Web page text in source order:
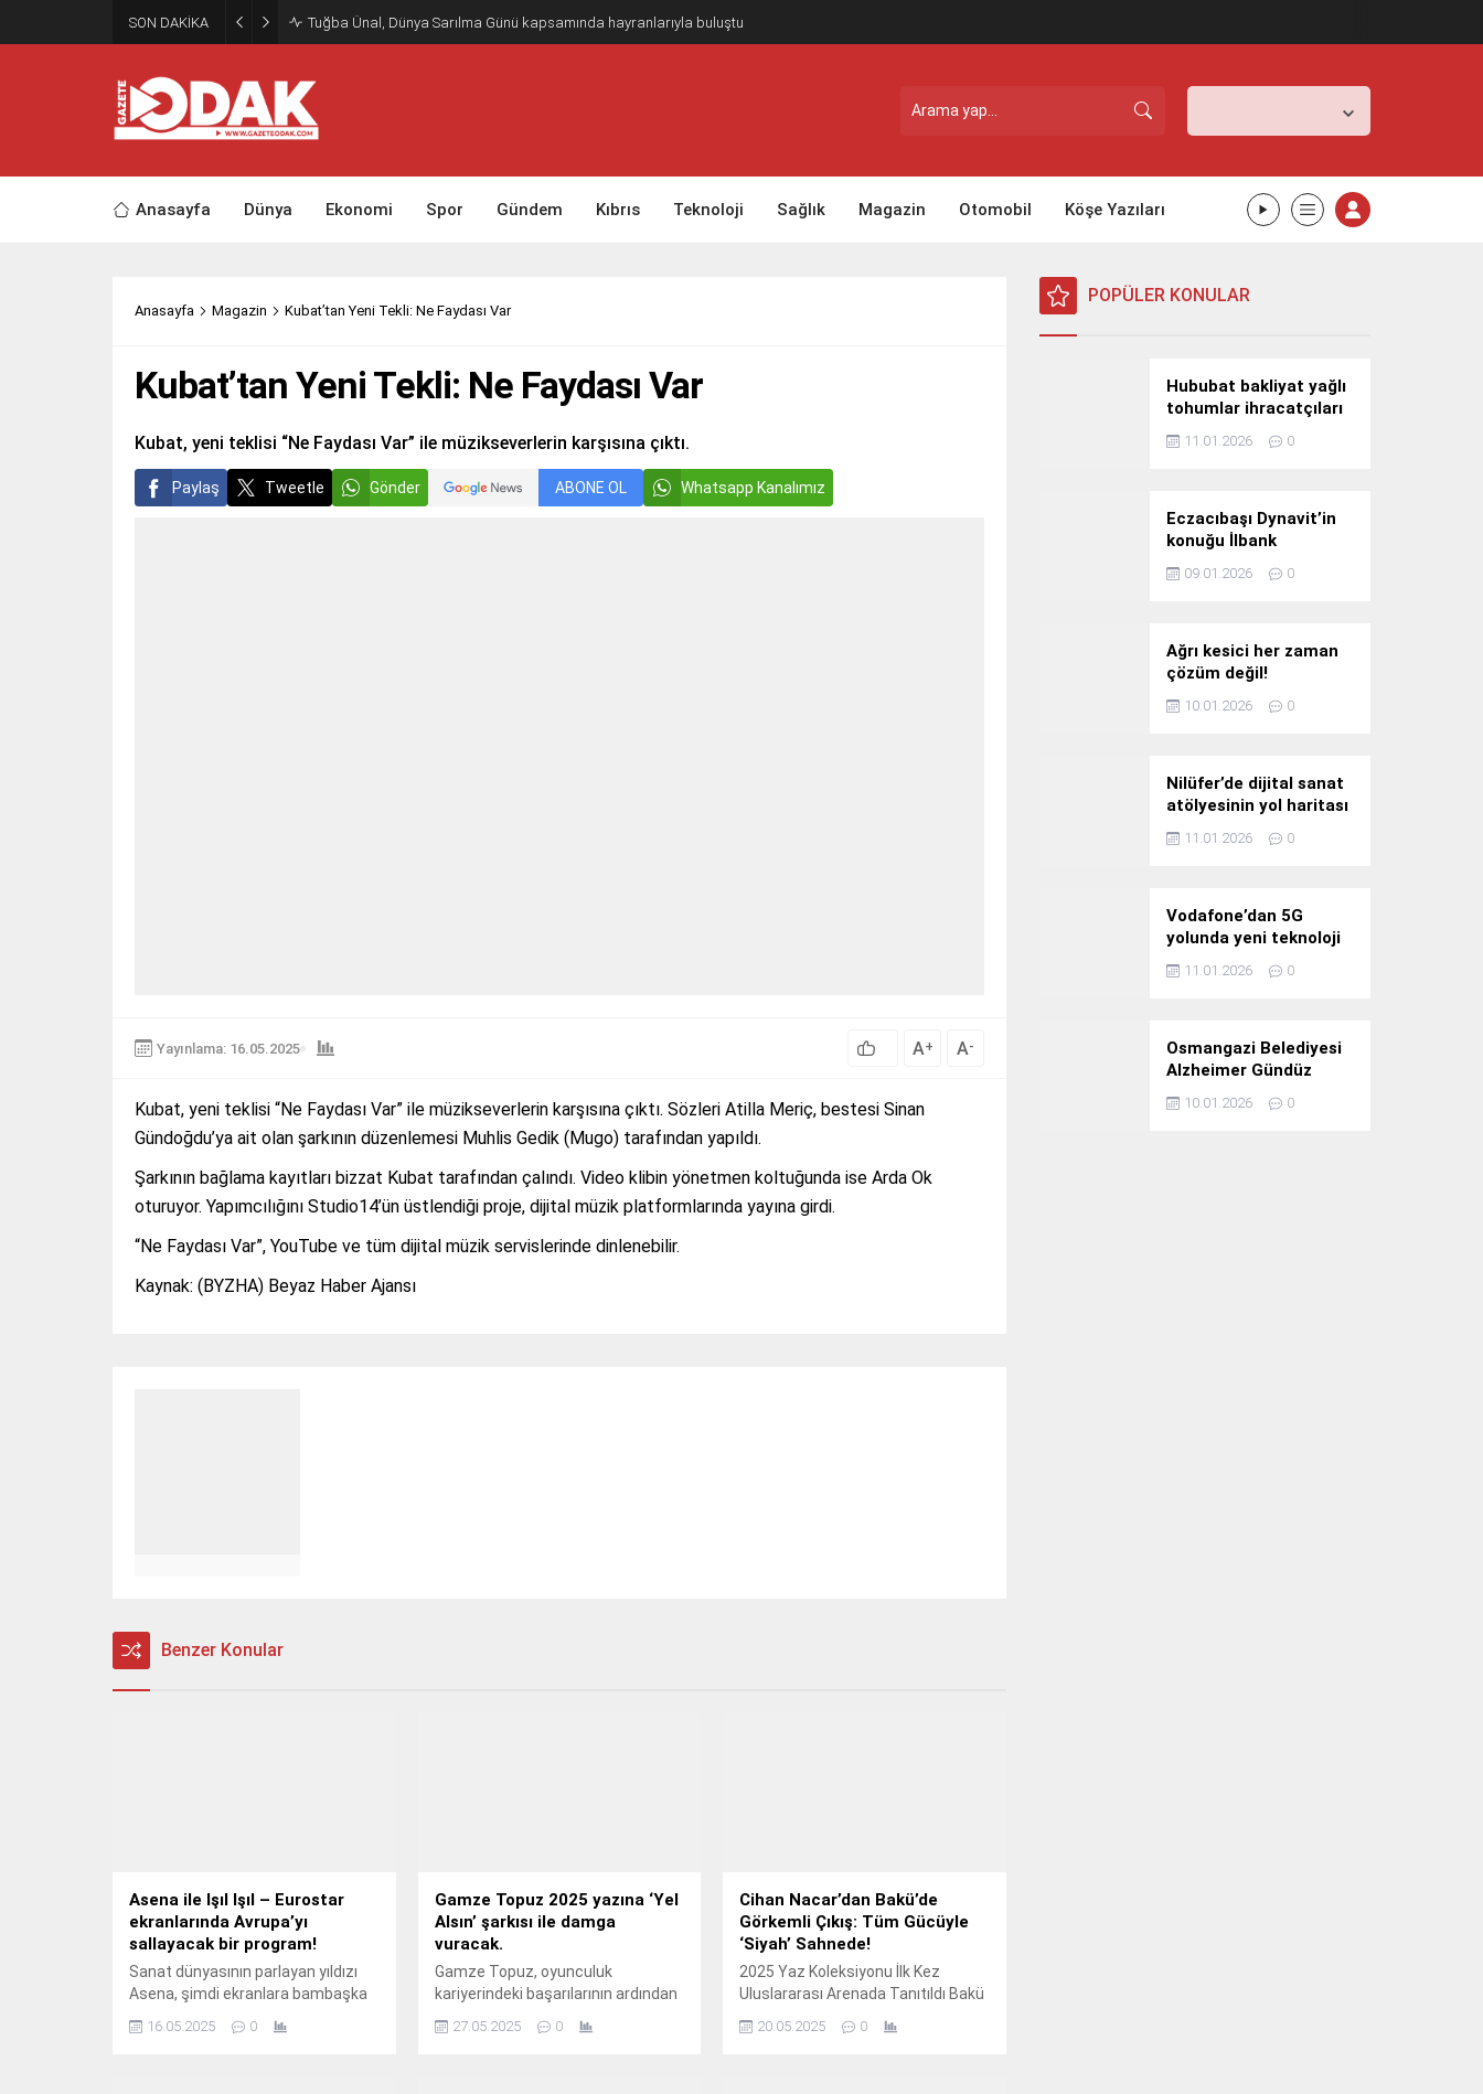
SON DAKİKA Tuğba Ünal, Dünya Sarılma Günü kapsamında hayranlarıyla buluştu
Anasayfa Dünya Ekonomi Spor Gündem Kıbrıs Teknoloji Sağlık Magazin Otomobil Köşe Yazıları
Anasayfa Magazin Kubat’tan Yeni Tekli: Ne Faydası Var
Kubat’tan Yeni Tekli: Ne Faydası Var
Kubat, yeni teklisi “Ne Faydası Var” ile müzikseverlerin karşısına çıktı.
Paylaş Tweetle Gönder ABONE OL Whatsapp Kanalımız
Yayınlama: 16.05.2025 A+ A-
Kubat, yeni teklisi “Ne Faydası Var” ile müzikseverlerin karşısına çıktı. Sözleri Atilla Meriç, bestesi Sinan
Gündoğdu’ya ait olan şarkının düzenlemesi Muhlis Gedik (Mugo) tarafından yapıldı.
Şarkının bağlama kayıtları bizzat Kubat tarafından çalındı. Video klibin yönetmen koltuğunda ise Arda Ok
oturuyor. Yapımcılığını Studio14’ün üstlendiği proje, dijital müzik platformlarında yayına girdi.
“Ne Faydası Var”, YouTube ve tüm dijital müzik servislerinde dinlenebilir.
Kaynak: (BYZHA) Beyaz Haber Ajansı
Benzer Konular
Asena ile Işıl Işıl – Eurostar
ekranlarında Avrupa’yı
sallayacak bir program!
Sanat dünyasının parlayan yıldızı
Asena, şimdi ekranlara bambaşka
bir ışıltı katıyor.
16.05.2025 0
Gamze Topuz 2025 yazına ‘Yel
Alsın’ şarkısı ile damga
vuracak.
Gamze Topuz, oyunculuk
kariyerindeki başarılarının ardından
müzik dünyasına "Yel Alsın" adlı
şarkısıyla iddialı bir giriş yapıyor.
27.05.2025 0
Cihan Nacar’dan Bakü’de
Görkemli Çıkış: Tüm Gücüyle
‘Siyah’ Sahnede!
2025 Yaz Koleksiyonu İlk Kez
Uluslararası Arenada Tanıtıldı Bakü
Fashion Week, bu yıl Türkiye’den
çok özel bir isme ev sahipliği yaptı.
20.05.2025 0
POPÜLER KONULAR
Hububat bakliyat yağlı
tohumlar ihracatçıları
Güney Kore yolcusu
11.01.2026 0
Eczacıbaşı Dynavit’in
konuğu İlbank
09.01.2026 0
Ağrı kesici her zaman
çözüm değil!
10.01.2026 0
Nilüfer’de dijital sanat
atölyesinin yol haritası
konuşuldu
11.01.2026 0
Vodafone’dan 5G
yolunda yeni teknoloji
yatırımı
11.01.2026 0
Osmangazi Belediyesi
Alzheimer Gündüz
Bakım Evi 3. Yılını
Kutladı
10.01.2026 0